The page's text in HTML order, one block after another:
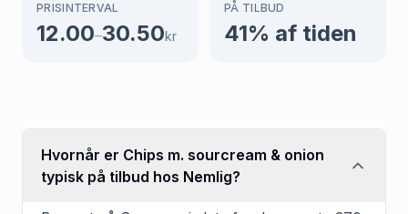
PRISINTERVAL
12.00–30.50kr
PÅ TILBUD
41% af tiden
Hvornår er Chips m. sourcream & onion
typisk på tilbud hos Nemlig?